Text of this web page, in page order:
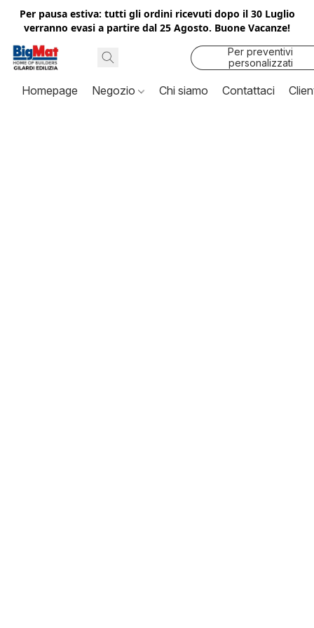
Per pausa estiva: tutti gli ordini ricevuti dopo il 30 Luglio
verranno evasi a partire dal 25 Agosto. Buone Vacanze!
Per preventivi
personalizzati
contattaci
Homepage Negozio Chi siamo Contattaci